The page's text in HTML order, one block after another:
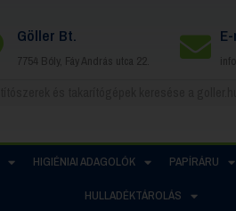
Göller Bt.
7754 Bóly, Fáy András utca 22.
HIGIÉNIAI ADAGOLÓK PAPÍRÁRU
HULLADÉKTÁROLÁS